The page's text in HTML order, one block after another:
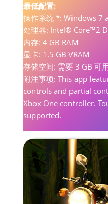
最低配置:
操作系统 *: Windows 7
处理器: Intel® Core™2
内存: 4 GB RAM
显卡: 1.5 GB VRAM
存储空间: 需要 3 GB 可
附注事项: This app
controls and partial
Xbox One controller.
supported.